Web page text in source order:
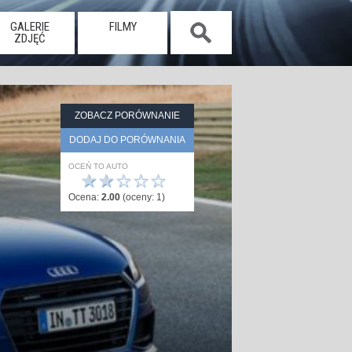
GALERIE
ZDJĘĆ
FILMY
ZOBACZ PORÓWNANIE
DODAJ DO PORÓWNANIA
OCEŃ TO AUTO
☆
☆
☆
★
★
Ocena: 2.00 (oceny: 1)